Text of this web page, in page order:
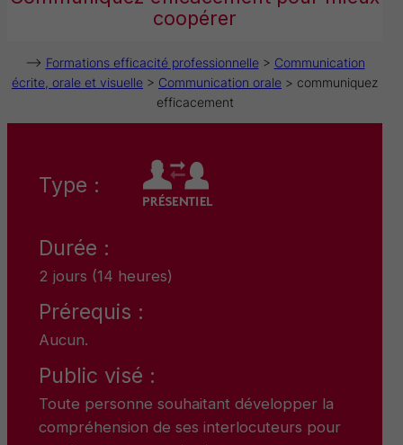
coopérer
–> Formations efficacité professionnelle> Communication
écrite, orale et visuelle > Communication orale > communiquez
efficacement
Type :
Durée :
2 jours (14 heures)
Prérequis :
Aucun.
Public visé :
Toute personne souhaitant développer la
compréhension de ses interlocuteurs pour